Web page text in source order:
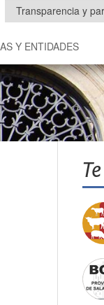
Transparencia y
Y ENTIDADES